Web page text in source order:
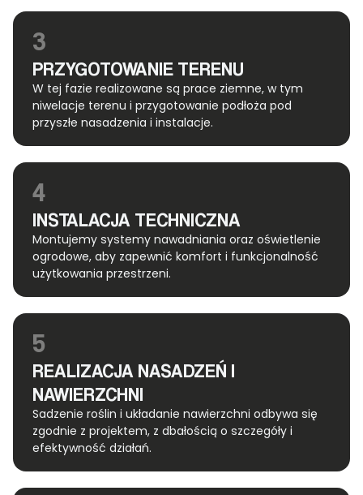
3
PRZYGOTOWANIE TERENU
W tej fazie realizowane są prace ziemne, w tym
niwelacje terenu i przygotowanie podłoża pod
przyszłe nasadzenia i instalacje.
4
INSTALACJA TECHNICZNA
Montujemy systemy nawadniania oraz oświetlenie
ogrodowe, aby zapewnić komfort i funkcjonalność
użytkowania przestrzeni.
5
REALIZACJA NASADZEŃ I
NAWIERZCHNI
Sadzenie roślin i układanie nawierzchni odbywa się
zgodnie z projektem, z dbałością o szczegóły i
efektywność działań.